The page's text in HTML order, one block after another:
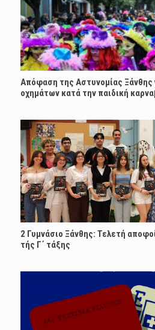
Απόφαση της Αστυνομίας Ξάνθης
οχημάτων κατά την παιδική
2 Γυμνάσιο Ξάνθης: Τελετή
τής Γ΄ τάξης